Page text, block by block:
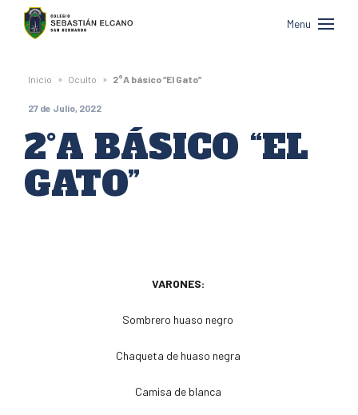
Colegio
Sebastián
Elcano
de
San
Bernardo
Menu
Inicio » Oculto » 2°A básico “El Gato”
27 de Julio, 2022
2°A BÁSICO “EL
GATO”
VARONES:
Sombrero huaso negro
Chaqueta de huaso negra
Camisa de blanca